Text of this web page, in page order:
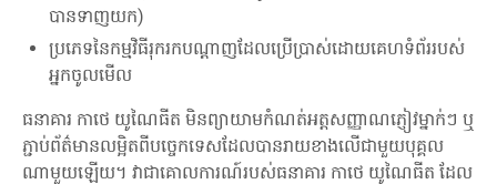
បានទាញយក)
ប្រភេទនៃកម្មវិធីរុករកបណ្តាញដែលប្រើប្រាស់ដោយគេហទំព័ររបស់
អ្នកចូលមើល
ធនាគារ កាថេ យូណៃធីត មិនព្យាយាមកំណត់អត្តសញ្ញាណភ្ញៀវម្នាក់ៗ ឬ
ភ្ជាប់ព័ត៌មានលម្អិតពីបច្ចេកទេសដែលបានរាយខាងលើជាមួយបុគ្គល
ណាមួយឡើយ។ វាជាគោលការណ៍របស់ធនាគារ កាថេ យូណៃធីត ដែល